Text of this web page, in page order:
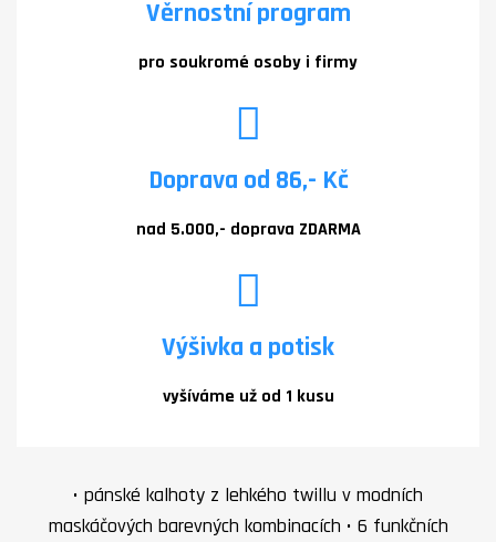
Věrnostní program
pro soukromé osoby i firmy
Doprava od 86,- Kč
nad 5.000,- doprava ZDARMA
Výšivka a potisk
vyšíváme už od 1 kusu
• pánské kalhoty z lehkého twillu v modních
maskáčových barevných kombinacích • 6 funkčních